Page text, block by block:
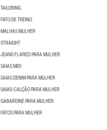
TAILORING
FATO DE TREINO
MALHAS MULHER
STRAIGHT
JEANS FLARED PARA MULHER
SAIAS MIDI
SAIAS DENIM PARA MULHER
SAIAS-CALÇÃO PARA MULHER
GABARDINE PARA MULHER
FATOS PARA MULHER